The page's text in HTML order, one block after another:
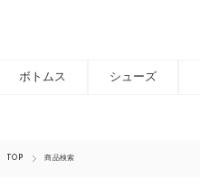
ボトムス シューズ
TOP 商品検索